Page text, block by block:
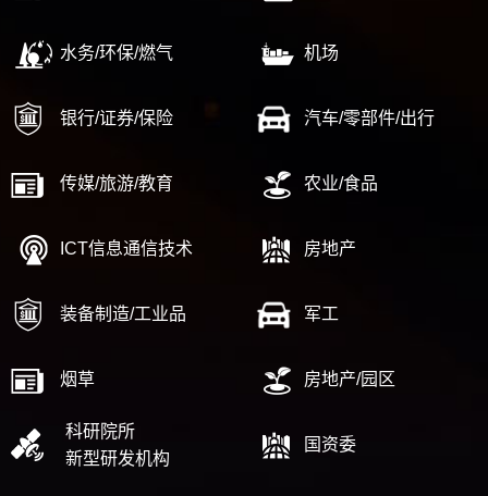
水务/环保/燃气 机场
银行/证券/保险 汽车/零部件/出行
传媒/旅游/教育 农业/食品
ICT信息通信技术 房地产
装备制造/工业品 军工
烟草 房地产/园区
科研院所
新型研发机构
国资委